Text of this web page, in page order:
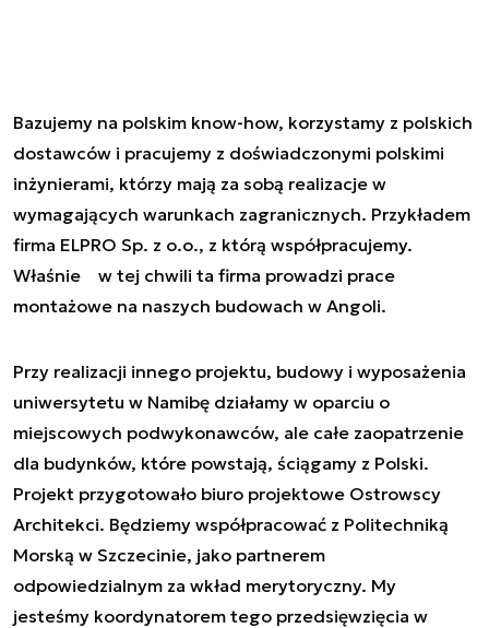
Bazujemy na polskim know-how, korzystamy z polskich
dostawców i pracujemy z doświadczonymi polskimi
inżynierami, którzy mają za sobą realizacje w
wymagających warunkach zagranicznych. Przykładem
firma ELPRO Sp. z o.o., z którą współpracujemy.
Właśnie w tej chwili ta firma prowadzi prace
montażowe na naszych budowach w Angoli.
Przy realizacji innego projektu, budowy i wyposażenia
uniwersytetu w Namibę działamy w oparciu o
miejscowych podwykonawców, ale całe zaopatrzenie
dla budynków, które powstają, ściągamy z Polski.
Projekt przygotowało biuro projektowe Ostrowscy
Architekci. Będziemy współpracować z Politechniką
Morską w Szczecinie, jako partnerem
odpowiedzialnym za wkład merytoryczny. My
jesteśmy koordynatorem tego przedsięwzięcia w